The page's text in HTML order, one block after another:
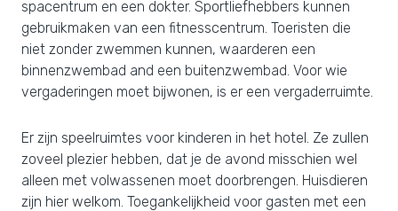
spacentrum en een dokter. Sportliefhebbers kunnen
gebruikmaken van een fitnesscentrum. Toeristen die
niet zonder zwemmen kunnen, waarderen een
binnenzwembad and een buitenzwembad. Voor wie
vergaderingen moet bijwonen, is er een vergaderruimte.
Er zijn speelruimtes voor kinderen in het hotel. Ze zullen
zoveel plezier hebben, dat je de avond misschien wel
alleen met volwassenen moet doorbrengen. Huisdieren
zijn hier welkom. Toegankelijkheid voor gasten met een